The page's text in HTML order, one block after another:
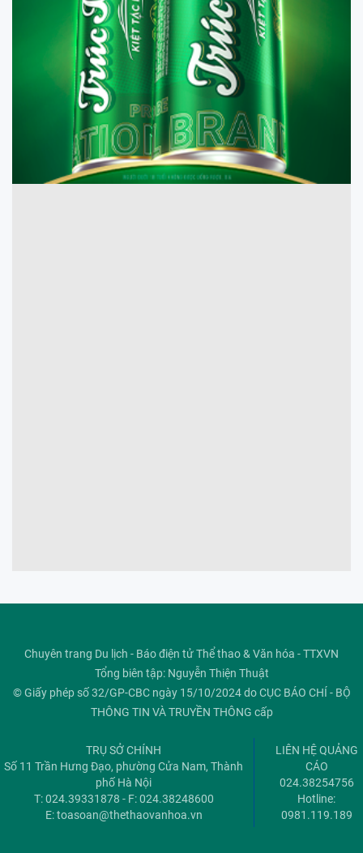
Chuyên trang Du lịch - Báo điện tử Thể thao & Văn hóa - TTXVN
Tổng biên tập: Nguyễn Thiện Thuật
© Giấy phép số 32/GP-CBC ngày 15/10/2024 do CỤC BÁO CHÍ - BỘ
THÔNG TIN VÀ TRUYỀN THÔNG cấp
TRỤ SỞ CHÍNH
Số 11 Trần Hưng Đạo, phường Cửa Nam, Thành
phố Hà Nội
T: 024.39331878 - F: 024.38248600
E:toasoan@thethaovanhoa.vn
LIÊN HỆ QUẢNG
CÁO
024.38254756
Hotline:
0981.119.189